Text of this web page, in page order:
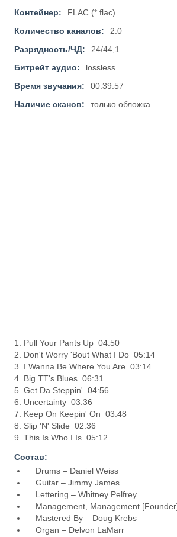
Контейнер:
FLAC (*.flac)
Количество каналов:
2.0
Разрядность/ЧД:
24/44,1
Битрейт аудио:
lossless
Время звучания:
00:39:57
Наличие сканов:
только обложка
1. Pull Your Pants Up 04:50
2. Don't Worry 'Bout What I Do 05:14
3. I Wanna Be Where You Are 03:14
4. Big TT's Blues 06:31
5. Get Da Steppin' 04:56
6. Uncertainty 03:36
7. Keep On Keepin' On 03:48
8. Slip 'N' Slide 02:36
9. This Is Who I Is 05:12
Состав:
Drums – Daniel Weiss
Guitar – Jimmy James
Lettering – Whitney Pelfrey
Management, Management
Mastered By – Doug Krebs
Organ – Delvon LaMarr